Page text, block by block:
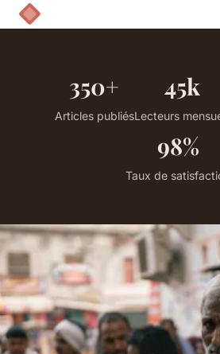
350+
Articles publiés
45k
Lecteurs
98%
Taux de